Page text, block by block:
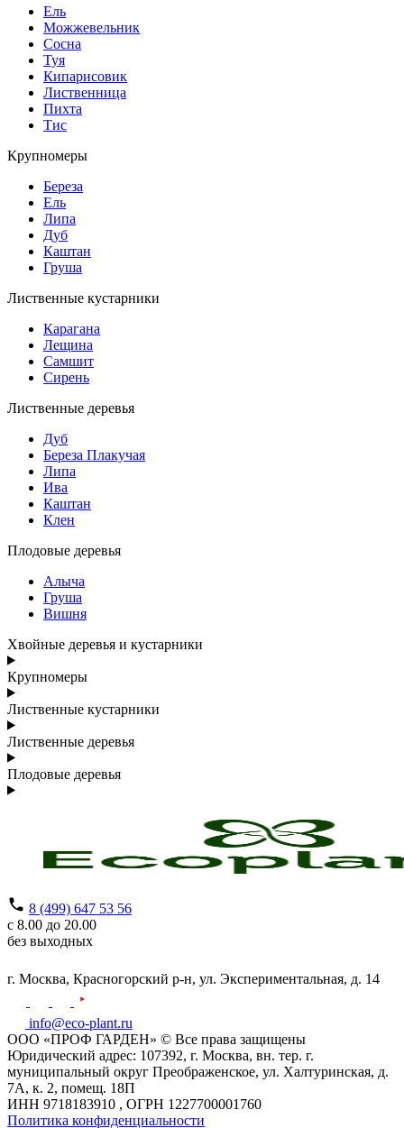
Ель
Можжевельник
Сосна
Туя
Кипарисовик
Лиственница
Пихта
Тис
Крупномеры
Береза
Ель
Липа
Дуб
Каштан
Груша
Лиственные кустарники
Карагана
Лещина
Самшит
Сирень
Лиственные деревья
Дуб
Береза Плакучая
Липа
Ива
Каштан
Клен
Плодовые деревья
Алыча
Груша
Вишня
Хвойные деревья и кустарники
Крупномеры
Лиственные кустарники
Лиственные деревья
Плодовые деревья
8 (499) 647 53 56
с 8.00 до 20.00
без выходных
г. Москва, Красногорский р-н, ул. Экспериментальная, д. 14
info@eco-plant.ru
ООО «ПРОФ ГАРДЕН» © Все права защищены
Юридический адрес: 107392, г. Москва, вн. тер. г.
муниципальный округ Преображенское, ул. Халтуринская, д.
7А, к. 2, помещ. 18П
ИНН 9718183910 , ОГРН 1227700001760
Политика конфиденциальности